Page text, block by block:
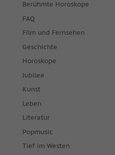
Berühmte Horoskope
FAQ
Film und Fernsehen
Geschichte
Horoskope
Jubilee
Kunst
Leben
Literatur
Popmusic
Tief im Westen